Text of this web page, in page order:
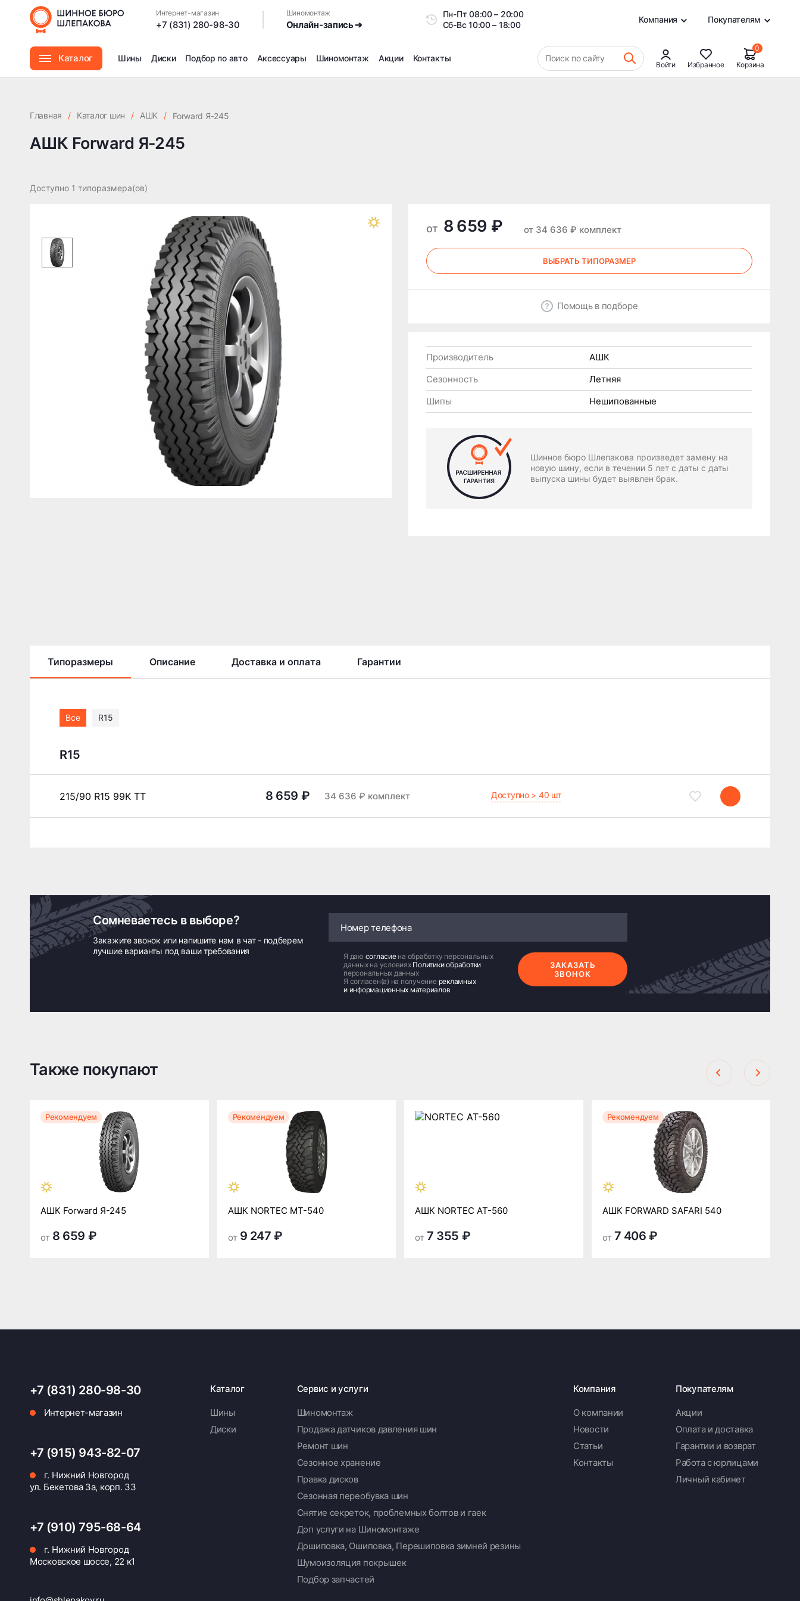
Интернет-магазин
+7 (831) 280-98-30
Шиномонтаж
Онлайн-запись ➔
Пн-Пт08:00 – 20:00
Сб-Вс10:00 – 18:00
Компания Покупателям
Каталог
Аксессуары
Шины Диски Подбор по авто Аксессуары Шиномонтаж
Дошиповка, Ошиповка, Перешиповка зимней резины
Акции Контакты Поиск по сайту
Войти Избранное
0
Корзина
Главная / Каталог шин / АШК / Forward Я-245
АШК Forward Я-245
Доступно 1 типоразмера(ов)
от 8 659 ₽ от 34 636 ₽ комплект
ВЫБРАТЬ ТИПОРАЗМЕР
Помощь в подборе
Производитель
АШК
Сезонность
Летняя
Шипы
Нешипованные
Шинное бюро Шлепакова произведет замену на
новую шину, если в течении 5 лет с даты с даты
выпуска шины будет выявлен брак.
Типоразмеры Описание Доставка и оплата Гарантии
Все R15
R15
215/90 R15 99K TT 8 659 ₽ 34 636 ₽ комплект Доступно > 40 шт
Сомневаетесь в выборе?
Закажите звонок или напишите нам в чат - подберем
лучшие варианты под ваши требования
Я даю согласие на обработку персональных
данных на условиях Политики обработки
персональных данных
Я согласен(а) на получение рекламных
и информационных материалов
ЗАКАЗАТЬ
ЗВОНОК
Также покупают
Рекомендуем
АШК Forward Я-245
от 8 659 ₽
Рекомендуем
АШК NORTEC MT-540
от 9 247 ₽
АШК NORTEC AT-560
от 7 355 ₽
Рекомендуем
АШК FORWARD SAFARI 540
от 7 406 ₽
+7 (831) 280-98-30
Интернет-магазин
+7 (915) 943-82-07
г. Нижний Новгород
ул. Бекетова 3а, корп. 33
+7 (910) 795-68-64
г. Нижний Новгород
Московское шоссе, 22 к1
Каталог
Шины
Диски
Сервис и услуги
Шиномонтаж
Продажа датчиков давления шин
Ремонт шин
Сезонное хранение
Правка дисков
Сезонная переобувка шин
Снятие секреток, проблемных болтов и гаек
Доп услуги на Шиномонтаже
Дошиповка, Ошиповка, Перешиповка зимней резины
Шумоизоляция покрышек
Подбор запчастей
Компания
О компании
Новости
Статьи
Контакты
Покупателям
Акции
Оплата и доставка
Гарантии и возврат
Работа с юрлицами
Личный кабинет